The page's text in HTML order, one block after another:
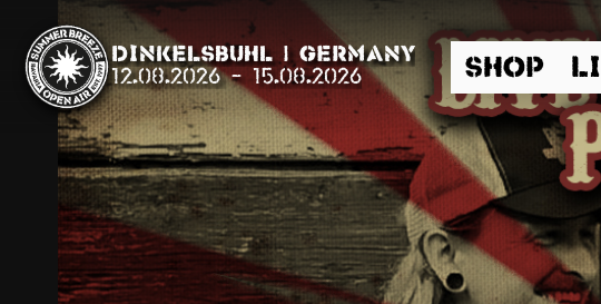
Dinkelsbühl | Germany
12.08.2026- 15.08.2026 SHOP
Suche